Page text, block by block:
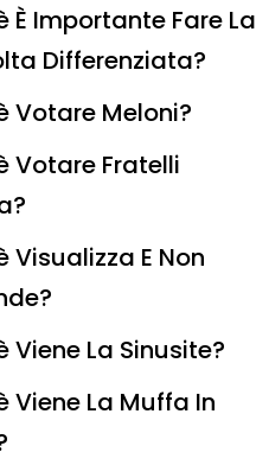
È Importante Fare La
Differenziata?
Votare Meloni?
Votare Fratelli
Visualizza E Non
Viene La Sinusite?
Viene La Muffa In